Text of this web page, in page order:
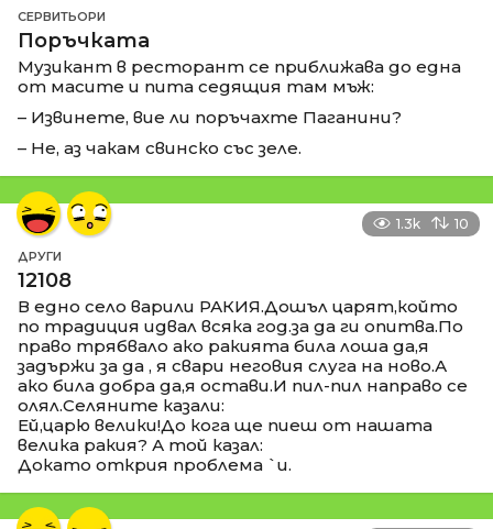
СЕРВИТЬОРИ
Поръчката
Музикант в ресторант се приближава до една
от масите и пита седящия там мъж:
– Извинете, вие ли поръчахте Паганини?
– Не, аз чакам свинско със зеле.
1.3k 10
ДРУГИ
12108
В едно село варили РАКИЯ.Дошъл царят,който
по традиция идвал всяка год.за да ги опитва.По
право трябвало ако ракията била лоша да,я
задържи за да , я свари неговия слуга на ново.А
ако била добра да,я остави.И пил-пил направо се
олял.Селяните казали:
Ей,царю велики!До кога ще пиеш от нашата
велика ракия? А той казал:
Докато открия проблема `и.